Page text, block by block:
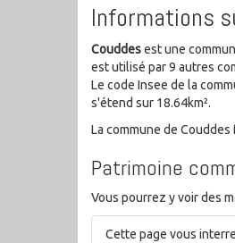
Informations
Couddesest une
est utilisé par 9 autres
Le code Insee de la
s'étend sur 18.64km².
La commune de
Patrimoine
Vous pourrez y voir des
Cette page vous